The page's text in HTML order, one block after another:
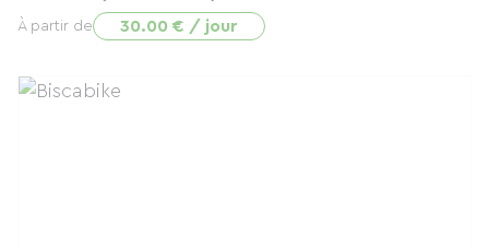
À partir de 30.00 € / jour